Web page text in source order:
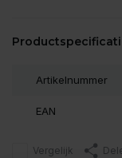
Artikelnummer
EAN
Vergelijk